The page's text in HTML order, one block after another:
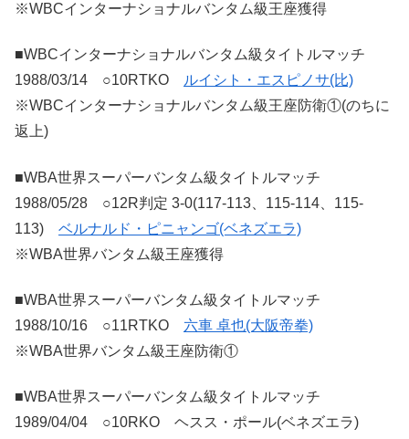
※WBCインターナショナルバンタム級王座獲得
■WBCインターナショナルバンタム級タイトルマッチ
1988/03/14 ○10RTKO
ルイシト・エスピノサ(比)
※WBCインターナショナルバンタム級王座防衛①(のちに
返上)
■WBA世界スーパーバンタム級タイトルマッチ
1988/05/28 ○12R判定 3-0(117-113、115-114、115-
113) ベルナルド・ピニャンゴ(ベネズエラ)
※WBA世界バンタム級王座獲得
■WBA世界スーパーバンタム級タイトルマッチ
1988/10/16 ○11RTKO 六車 卓也(大阪帝拳)
※WBA世界バンタム級王座防衛①
■WBA世界スーパーバンタム級タイトルマッチ
1989/04/04 ○10RKO ヘスス・ポール(ベネズエラ)